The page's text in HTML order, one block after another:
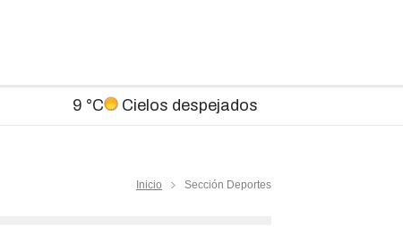
9 °C Cielos despejados
Inicio Sección Deportes